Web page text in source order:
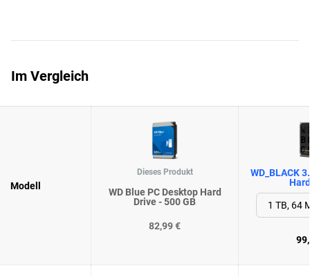
Im Vergleich
Modell
Dieses Produkt
WD Blue PC Desktop Hard
Drive - 500 GB
82,99 €
WD_BLACK